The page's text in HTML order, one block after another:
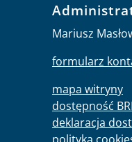
Mariusz
formularz
mapa witryny
dostępność
deklaracja